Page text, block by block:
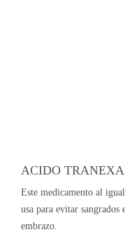
ACIDO
Este medicamento al
usa para evitar sangrados
embrazo.